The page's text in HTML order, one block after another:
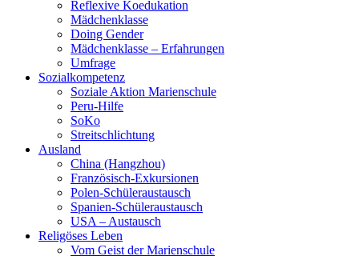
Reflexive Koedukation
Mädchenklasse
Doing Gender
Mädchenklasse – Erfahrungen
Umfrage
Sozialkompetenz
Soziale Aktion Marienschule
Peru-Hilfe
SoKo
Streitschlichtung
Ausland
China (Hangzhou)
Französisch-Exkursionen
Polen-Schüleraustausch
Spanien-Schüleraustausch
USA – Austausch
Religöses Leben
Vom Geist der Marienschule